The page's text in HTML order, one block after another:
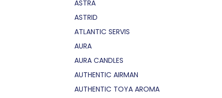
ASTRA
ASTRID
ATLANTIC SERVIS
AURA
AURA CANDLES
AUTHENTIC AIRMAN
AUTHENTIC TOYA AROMA